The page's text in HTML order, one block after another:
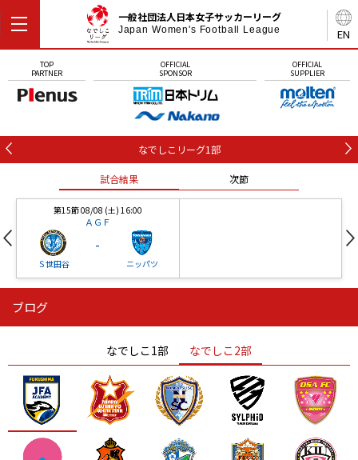
EN
一般社団法人日本女子サッカーリーグ
Japan Women's Football League
TOP
PARTNER
OFFICIAL
SPONSOR
OFFICIAL
SUPPLIER
なでしこリーグ1部
試合結果 次節
第15節 08/08 (土) 16:00
ＡＧＦ
Ｓ世田谷
-
ニッパツ
ニッパツ
ニッパツ 名古屋
石人の星
静岡 愛媛Ｌ
ブログ
なでしこ1部 なでしこ2部